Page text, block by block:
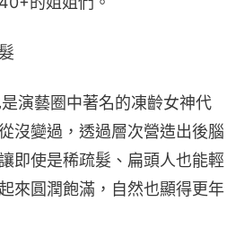
演藝圈中著名的凍齡女神代
沒變過，透過層次營造出後腦
即使是稀疏髮、扁頭人也能輕
來圓潤飽滿，自然也顯得更年